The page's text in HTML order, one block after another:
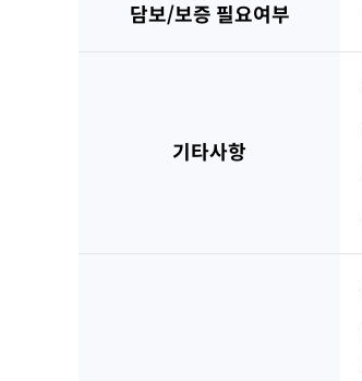
담보/보증 필요여부
기타사항